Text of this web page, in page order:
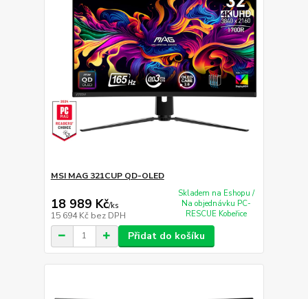
MSI MAG 321CUP QD-OLED
18 989 Kč/ks
15 694 Kč bez DPH
Skladem na Eshopu /
Na objednávku PC-
RESCUE Kobeřice
Přidat do košíku